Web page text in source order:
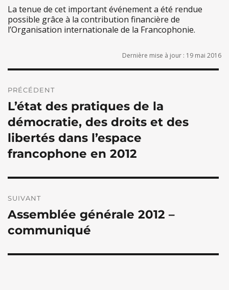
La tenue de cet important événement a été rendue
possible grâce à la contribution financière de
l’Organisation internationale de la Francophonie.
Dernière mise à jour : 19 mai 2016
de
l’article
PRÉCÉDENT
Publication
précédente :
L’état des pratiques de la
démocratie, des droits et des
libertés dans l’espace
francophone en 2012
SUIVANT
Publication
suivante :
Assemblée générale 2012 –
communiqué